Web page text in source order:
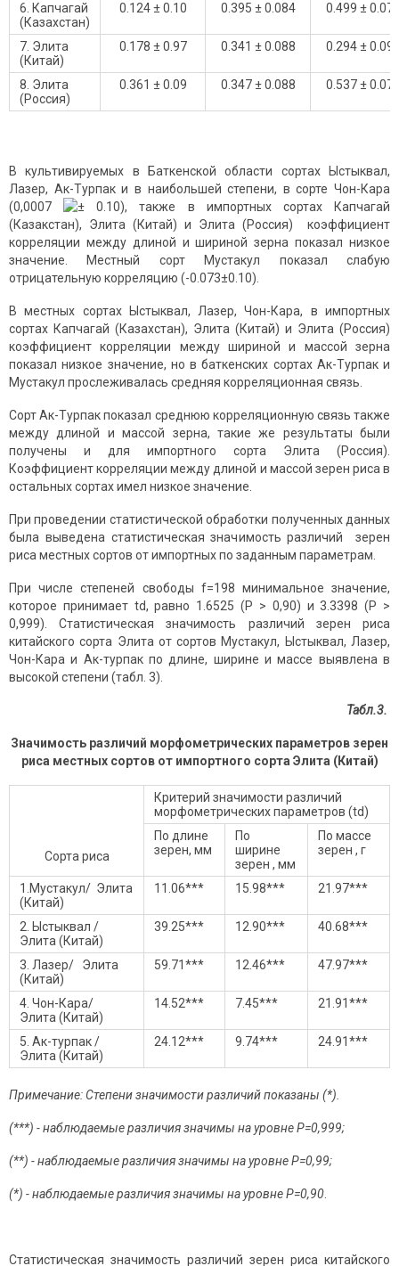
6. Капчагай
(Казахстан)
0.124 ± 0.10 0.395 ± 0.084 0.499 ±
7. Элита
(Китай)
0.178 ± 0.97 0.341 ± 0.088 0.294 ±
8. Элита
(Россия)
0.361 ± 0.09 0.347 ± 0.088 0.537 ±
В культивируемых в Баткенской области сортах Ыстыквал,
Лазер, Ак-Турпак и в наибольшей степени, в сорте Чон-Кара
(0,0007
± 0.10), также в импортных сортах Капчагай
(Казакстан), Элита (Китай) и Элита (Россия) коэффициент
корреляции между длиной и шириной зерна показал низкое
значение. Местный сорт Мустакул показал слабую
отрицательную корреляцию (-0.073±0.10).
В местных сортах Ыстыквал, Лазер, Чон-Кара, в импортных
сортах Капчагай (Казахстан), Элита (Китай) и Элита (Россия)
коэффициент корреляции между шириной и массой зерна
показал низкое значение, но в баткенских сортах Ак-Турпак и
Мустакул прослеживалась средняя корреляционная связь.
Сорт Ак-Турпак показал среднюю корреляционную связь также
между длиной и массой зерна, такие же результаты были
получены и для импортного сорта Элита (Россия).
Коэффициент корреляции между длиной и массой зерен риса в
остальных сортах имел низкое значение.
При проведении статистической обработки полученных данных
была выведена статистическая значимость различий зерен
риса местных сортов от импортных по заданным параметрам.
При числе степеней свободы f=198 минимальное значение,
которое принимает td, равно 1.6525 (P > 0,90) и 3.3398 (P >
0,999). Статистическая значимость различий зерен риса
китайского сорта Элита от сортов Мустакул, Ыстыквал, Лазер,
Чон-Кара и Ак-турпак по длине, ширине и массе выявлена в
высокой степени (табл. 3).
Табл.3.
Значимость различий морфометрических параметров зерен
риса местных сортов от импортного сорта Элита (Китай)
Сорта риса
Критерий значимости различий
морфометрических параметров (td)
По длине
зерен, мм
По
ширине
зерен , мм
По массе
зерен , г
1.Мустакул/ Элита
(Китай)
11.06*** 15.98*** 21.97***
2. Ыстыквал /
Элита (Китай)
39.25*** 12.90*** 40.68***
3. Лазер/ Элита
(Китай)
59.71*** 12.46*** 47.97***
4. Чон-Кара/
Элита (Китай)
14.52*** 7.45*** 21.91***
5. Ак-турпак /
Элита (Китай)
24.12*** 9.74*** 24.91***
Примечание: Степени значимости различий показаны (*).
(***) - наблюдаемые различия значимы на уровне Р=0,999;
(**) - наблюдаемые различия значимы на уровне Р=0,99;
(*) - наблюдаемые различия значимы на уровне Р=0,90
Статистическая значимость различий зерен риса китайского